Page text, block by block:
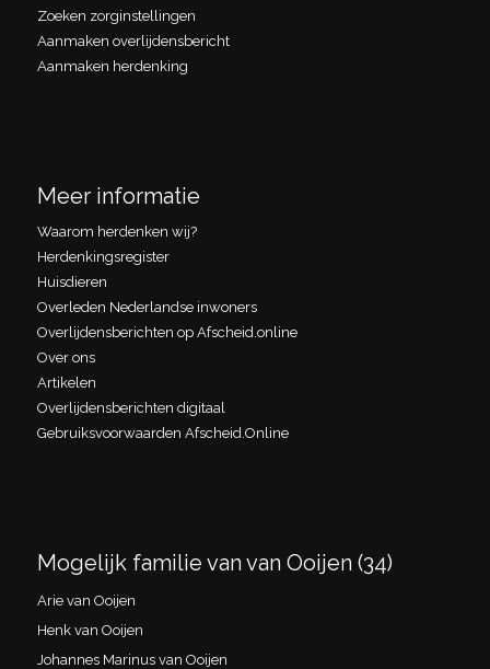
Zoeken zorginstellingen
Aanmaken overlijdensbericht
Aanmaken herdenking
Meer informatie
Waarom herdenken wij?
Herdenkingsregister
Huisdieren
Overleden Nederlandse inwoners
Overlijdensberichten op Afscheid.online
Over ons
Artikelen
Overlijdensberichten digitaal
Gebruiksvoorwaarden Afscheid.Online
Mogelijk familie van van Ooijen (34)
Arie van Ooijen
Henk van Ooijen
Johannes Marinus van Ooijen